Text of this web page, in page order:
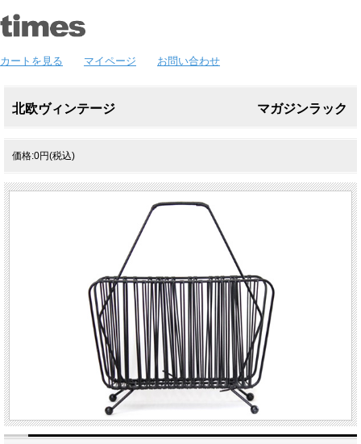
カートを見る マイページ お問い合わせ
北欧ヴィンテージ マガジンラック
価格:0円(税込)